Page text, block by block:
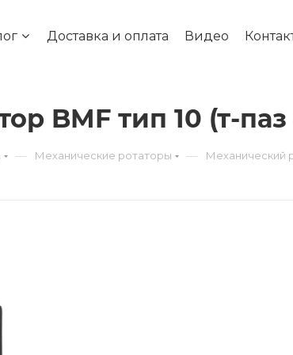
Доставка и оплата Видео
BMF тип 10 (т-
— Механические ротаторы — Механический